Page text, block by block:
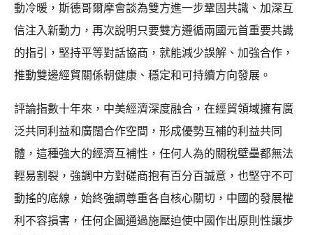
動冷暖，斯德哥爾摩會談為雙方進一步鞏固共識、加深互
信注入新動力，再次說明只要雙方遵循兩國元首重要共識
的指引，堅持平等對話協商，就能減少誤解、加強合作，
推動雙邊經貿關係朝健康、穩定和可持續方向發展。
評論指數十年來，中美經濟深度融合，在經貿領域擁有廣
泛共同利益和廣闊合作空間，形成優勢互補的利益共同
體，這種強大的經濟互補性，任何人為的關稅壁壘都無法
輕易割裂，強調中方對磋商抱有百分百誠意，也堅守不可
動搖的底線，始終強調尊重各自核心關切，中國的發展權
利不容損害，任何企圖通過施壓迫使中國作出原則性讓步